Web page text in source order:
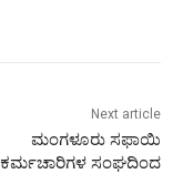
Next article
ಮಂಗಳೂರು ಸಫಾಯಿ
ಕರ್ಮಚಾರಿಗಳ ಸಂಘದಿಂದ